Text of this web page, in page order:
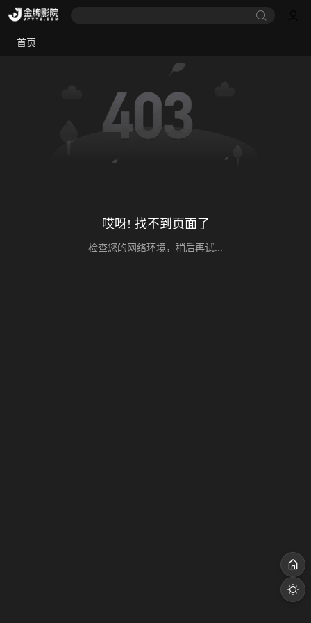
首页
哎呀! 找不到页面了
检查您的网络环境，稍后再试...